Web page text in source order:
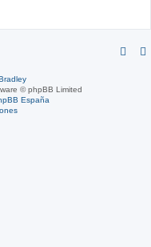
© phpBB Limited
España